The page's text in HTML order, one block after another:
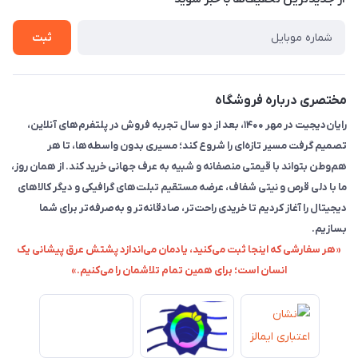
راهنما
ثبت
مختصری درباره فروشگاه
رایان‌دیجیت در مهر ۱۴۰۰، بعد از دو سال تجربه فروش در پلتفرم‌های آنلاین،
تصمیم گرفت مسیر تازه‌ای را شروع کند؛ مسیری بدون واسطه‌ها، تا هر
هم‌وطن بتواند با قیمتی منصفانه و شبیه به عرف جهانی خرید کند. از همان روز،
ما با دلی قرص و نیتی شفاف، عرضه مستقیم تبلت‌های گرافیکی و دیگر کالاهای
دیجیتال را آغاز کردیم تا خریدی راحت‌تر، صادقانه‌تر و به‌صرفه‌تر برای شما
بسازیم.
«هر سفارشی که اینجا ثبت می‌کنید، یادمان می‌اندازد پشتش عرق پیشانی یک
انسان است؛ برای همین تمام تلاشمان را می‌کنیم.»